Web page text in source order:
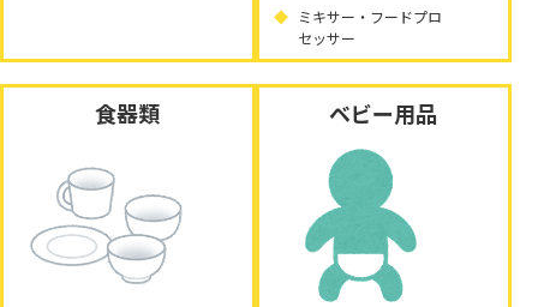
ミキサー・フードプロ
セッサー
食器類 ベビー用品